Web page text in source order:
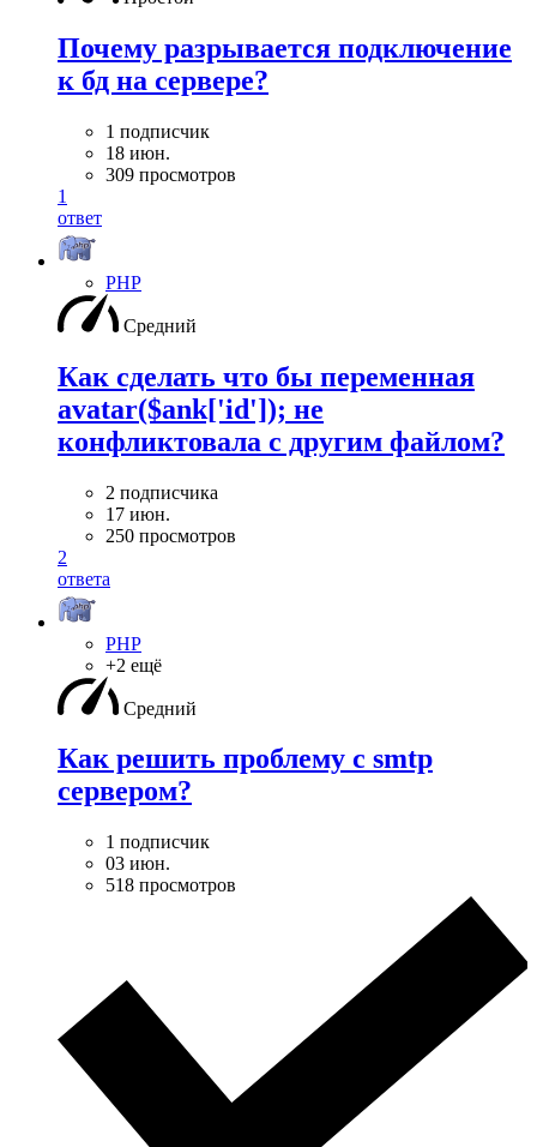
Почему разрывается подключение
к бд на сервере?
1 подписчик
18 июн.
309 просмотров
1
ответ
PHP
Средний
Как сделать что бы переменная
avatar($ank['id']); не
конфликтовала с другим файлом?
2 подписчика
17 июн.
250 просмотров
2
ответа
PHP
+2 ещё
Средний
Как решить проблему с smtp
сервером?
1 подписчик
03 июн.
518 просмотров